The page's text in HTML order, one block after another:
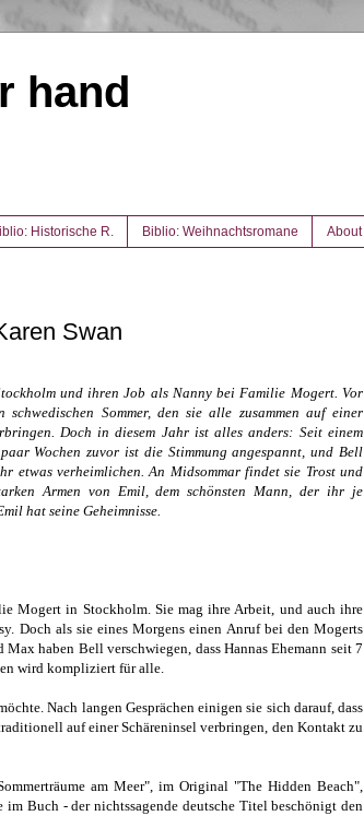
hand
Historische R. Biblio: Weihnachtsromane About
Swan
und ihren Job als Nanny bei Familie Mogert. Vor
Sommer, den sie alle zusammen auf einer
Doch in diesem Jahr ist alles anders: Seit einem
Wochen zuvor ist die Stimmung angespannt, und Bell
etwas verheimlichen. An Midsommar findet sie Trost und
Armen von Emil, dem schönsten Mann, der ihr je
hat seine Geheimnisse.
Mogert in Stockholm. Sie mag ihre Arbeit, und auch ihre
Doch als sie eines Morgens einen Anruf bei den Mogerts
haben Bell verschwiegen, dass Hannas Ehemann seit 7
wird kompliziert für alle.
Nach langen Gesprächeneinigen sie sich darauf, dass
auf einer Schäreninsel verbringen, den Kontakt zu
am Meer", im Original "The Hidden Beach",
Buch - der nichtssagende deutsche Titel beschönigt den